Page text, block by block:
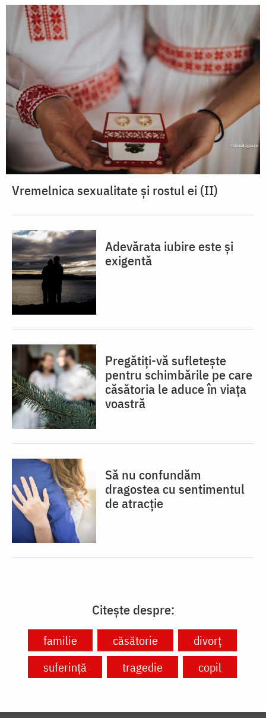
Vremelnica sexualitate și rostul ei (II)
Adevărata iubire este și
exigentă
Pregătiți-vă sufletește
pentru schimbările pe care
căsătoria le aduce în viața
voastră
Să nu confundăm
dragostea cu sentimentul
de atracție
Citește despre:
familie căsătorie
divorț
suferință
tragedie copil